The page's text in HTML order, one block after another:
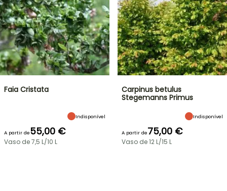
Faia Cristata
Indisponível
A partir de55,00 €
Vaso de 7,5 L/10 L
Carpinus betulus
Stegemanns Primus
Indisponível
A partir de75,00 €
Vaso de 12 L/15 L